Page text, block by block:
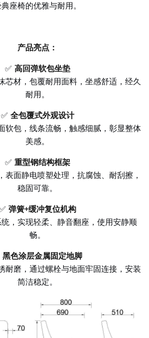
座椅的优雅与耐用。
产品亮点：
✅ 高回弹软包坐垫
芯材，包覆耐用面料，坐感舒适，经久
耐用。
✅ 全包覆式外观设计
软包，线条流畅，触感细腻，彰显整体
美感。
✅ 重型钢结构框架
表面静电喷塑处理，抗腐蚀、耐刮擦，
稳固可靠。
弹簧+缓冲复位机构
，实现轻柔、静音翻座，使用安静顺
畅。
黑色涂层金属固定地脚
耐磨，通过螺栓与地面牢固连接，安装
简洁稳定。